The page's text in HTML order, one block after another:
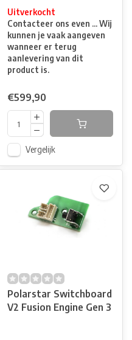
Uitverkocht
Contacteer ons even ... Wij
kunnen je vaak aangeven
wanneer er terug
aanlevering van dit
product is.
€599,90
Vergelijk
Polarstar Switchboard
V2 Fusion Engine Gen 3